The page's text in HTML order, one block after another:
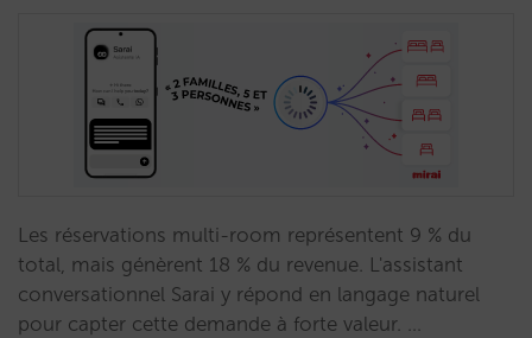
Les réservations multi-room représentent 9 % du
total, mais génèrent 18 % du revenue. L'assistant
conversationnel Sarai y répond en langage naturel
pour capter cette demande à forte valeur. …